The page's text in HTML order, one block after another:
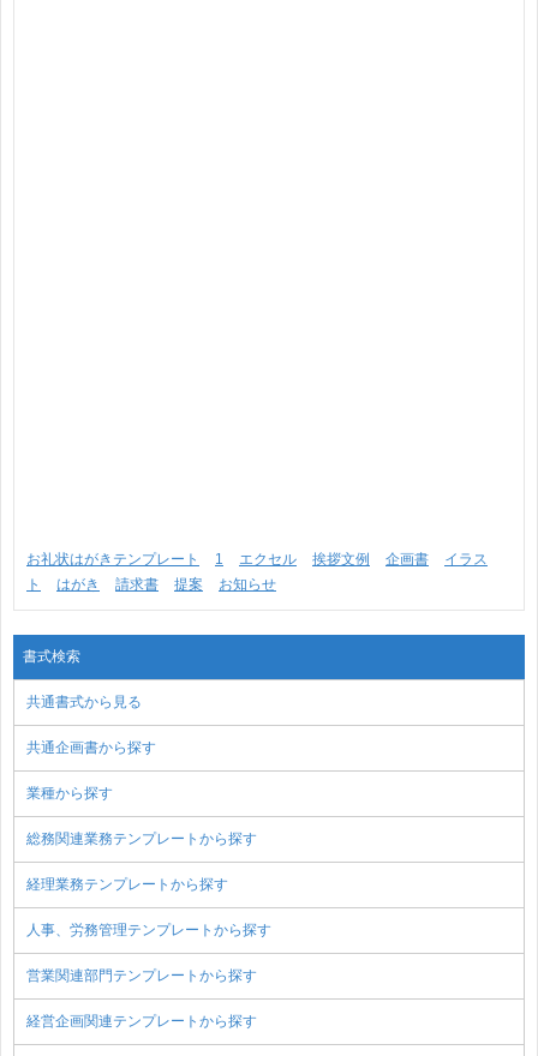
お礼状はがきテンプレート 1 エクセル 挨拶文例 企画書
イラス
ト
はがき 請求書 提案 お知らせ
書式検索
共通書式から見る
共通企画書から探す
業種から探す
総務関連業務テンプレートから探す
経理業務テンプレートから探す
人事、労務管理テンプレートから探す
営業関連部門テンプレートから探す
経営企画関連テンプレートから探す